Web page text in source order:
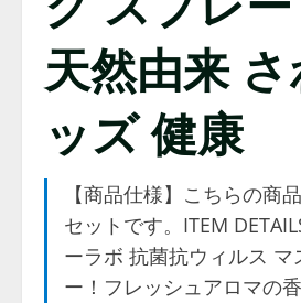
天然由来
ッズ 健康
【商品仕様】こちらの商
セットです。ITEM
ーラボ 抗菌抗ウィルス
ー！フレッシュアロマの